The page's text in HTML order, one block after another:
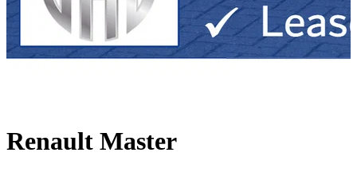
Renault Master